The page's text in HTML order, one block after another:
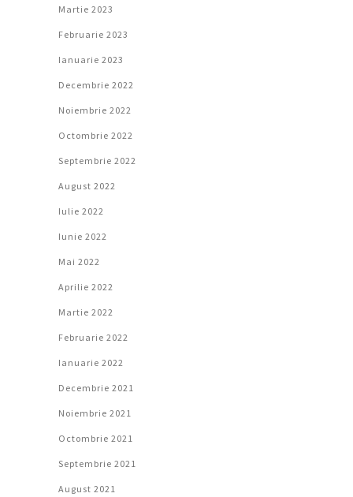
Martie 2023
Februarie 2023
Ianuarie 2023
Decembrie 2022
Noiembrie 2022
Octombrie 2022
Septembrie 2022
August 2022
Iulie 2022
Iunie 2022
Mai 2022
Aprilie 2022
Martie 2022
Februarie 2022
Ianuarie 2022
Decembrie 2021
Noiembrie 2021
Octombrie 2021
Septembrie 2021
August 2021